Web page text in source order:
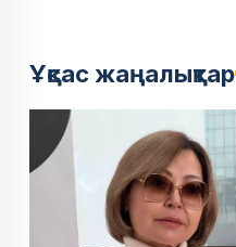
Ұқсас жаңалықтар